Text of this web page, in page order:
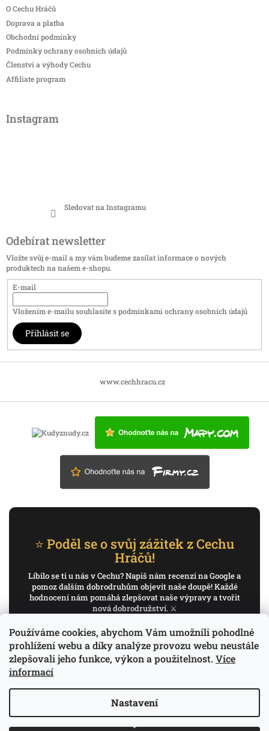
Používáme cookies, abychom Vám umožnili pohodlné
prohlížení webu a díky analýze provozu webu neustále
zlepšovali jeho funkce, výkon a použitelnost. Více
informací
Nastavení
O Cechu Hráčů
Doprava a platba
Obchodní podmínky
Podmínky ochrany osobních údajů
Členství a výhody Cechu
Affiliate program
Instagram
Sledovat na Instagramu
Odebírat newsletter
Vložte svůj e-mail a my vám budeme zasílat informace o nových
produktech na našem e-shopu.
E-mail
Vložením e-mailu souhlasíte spodmínkami ochrany osobních údajů
Přihlásit se
www.cechhracu.cz
⭐ Poděl se o svůj zážitek z Cechu
Hráčů!
Líbilo se ti u nás v Cechu? Napiš nám recenzi na Google a
pomoz dalším dobrodruhům objevit naše doupě! Každé
hodnocení nám pomáhá zlepšovat naše výpravy a tvořit
nová dobrodružství. ⚔️
✍️ Napiš recenzi na Google
Děkujeme, že pomáháš psát příběh Cechu Hráčů.